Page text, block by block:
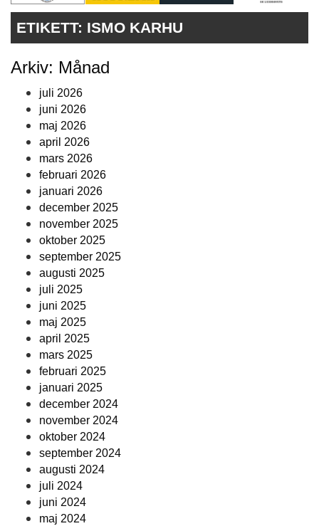
ANNONSERA
ETIKETT: ISMO KARHU
Arkiv: Månad
juli 2026
juni 2026
maj 2026
april 2026
mars 2026
februari 2026
januari 2026
december 2025
november 2025
oktober 2025
september 2025
augusti 2025
juli 2025
juni 2025
maj 2025
april 2025
mars 2025
februari 2025
januari 2025
december 2024
november 2024
oktober 2024
september 2024
augusti 2024
juli 2024
juni 2024
maj 2024